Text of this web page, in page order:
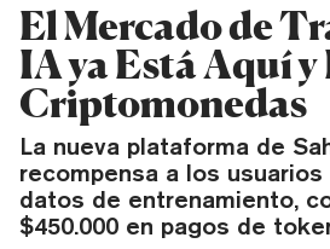
El Mercado de
IA ya Está Aquí y
Criptomonedas
La nueva plataforma de
recompensa a los
datos de entrenamiento,
$450.000 en pagos de